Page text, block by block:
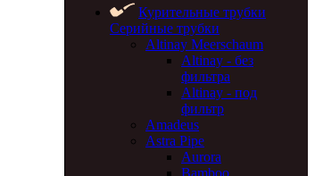
Курительные трубки
Серийные трубки
Altinay Meerschaum
Altinay - без
фильтра
Altinay - под
фильтр
Amadeus
Astra Pipe
Aurora